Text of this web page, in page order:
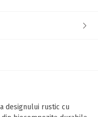
designului rustic cu